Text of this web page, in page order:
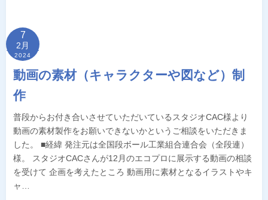
7
2月
2024
動画の素材（キャラクターや図など）制
作
普段からお付き合いさせていただいているスタジオCAC様より
動画の素材製作をお願いできないかというご相談をいただきま
した。 ■経緯 発注元は全国段ボール工業組合連合会（全段連）
様。 スタジオCACさんが12月のエコプロに展示する動画の相談
を受けて 企画を考えたところ 動画用に素材となるイラストやキ
ャ…